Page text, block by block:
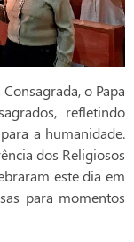
o Papa
refletindo
a humanidade.
dos Religiosos
este dia em
para momentos